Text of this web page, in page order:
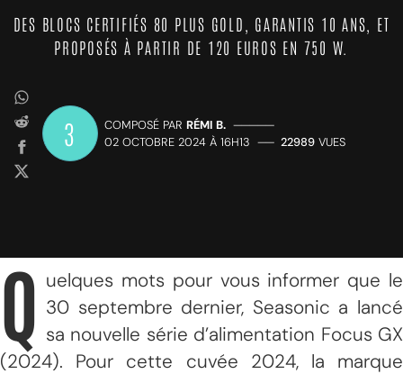
DES BLOCS CERTIFIÉS 80 PLUS GOLD, GARANTIS 10 ANS, ET
PROPOSÉS À PARTIR DE 120 EUROS EN 750 W.
3 COMPOSÉ PAR RÉMI B. —————
02 OCTOBRE 2024 À 16H13 —— 22989 VUES
Q uelques mots pour vous informer que le
30 septembre dernier, Seasonic a lancé
sa nouvelle série d’alimentation Focus GX
(2024). Pour cette cuvée 2024, la marque